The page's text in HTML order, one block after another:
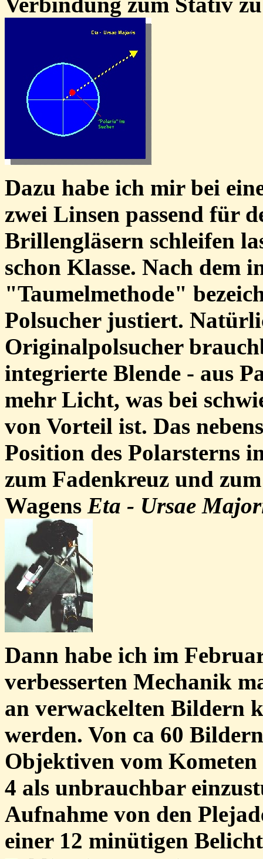
Dazu habe ich mir bei
zwei Linsen passend für
Brillengläsern schleifen
schon Klasse. Nach dem
"Taumelmethode"
Polsucher justiert.
Originalpolsucher
integrierte Blende - aus
mehr Licht, was bei
von Vorteil ist. Das
Position des Polarsterns
zum Fadenkreuz und
Wagens Eta - Ursae
Dann habe ich im
verbesserten Mechanik
an verwackelten Bildern
werden. Von ca 60
Objektiven vom
4 als unbrauchbar
Aufnahme von den
einer 12 minütigen